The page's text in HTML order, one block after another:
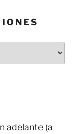
adelante (a